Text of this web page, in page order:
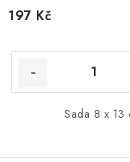
197 Kč
Sada 8 x